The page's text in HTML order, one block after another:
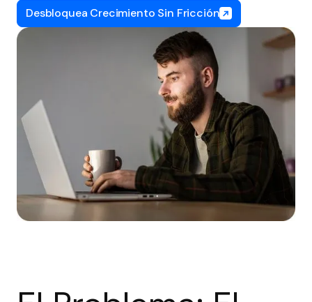
Desbloquea Crecimiento Sin Fricción